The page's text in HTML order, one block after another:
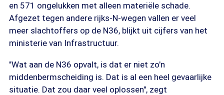
en 571 ongelukken met alleen materiële schade.
Afgezet tegen andere rijks-N-wegen vallen er veel
meer slachtoffers op de N36, blijkt uit cijfers van het
ministerie van Infrastructuur.
"Wat aan de N36 opvalt, is dat er niet zo'n
middenbermscheiding is. Dat is al een heel gevaarlijke
situatie. Dat zou daar veel oplossen", zegt